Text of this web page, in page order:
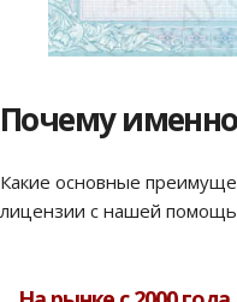
Почему
Какие основные
лицензии с нашей